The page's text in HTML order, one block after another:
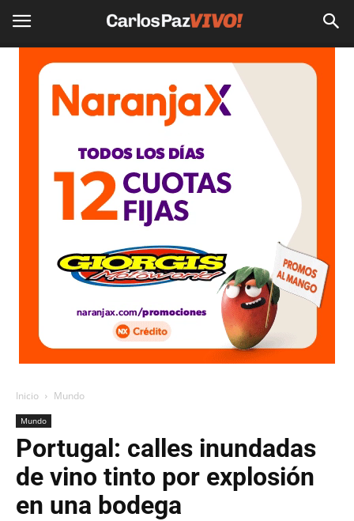
Inicio Mundo
Mundo
Portugal: calles inundadas
de vino tinto por explosión
en una bodega